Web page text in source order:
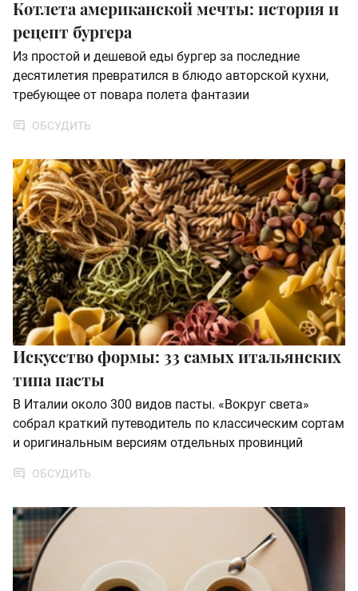
Котлета американской мечты: история и
рецепт бургера
Из простой и дешевой еды бургер за последние
десятилетия превратился в блюдо авторской кухни,
требующее от повара полета фантазии
ОБСУДИТЬ
Искусство формы: 33 самых итальянских
типа пасты
В Италии около 300 видов пасты. «Вокруг света»
собрал краткий путеводитель по классическим сортам
и оригинальным версиям отдельных провинций
ОБСУДИТЬ